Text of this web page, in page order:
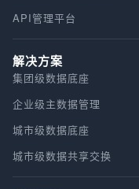
API管理平台
解决方案
集团级数据底座
企业级主数据管理
城市级数据底座
城市级数据共享交换